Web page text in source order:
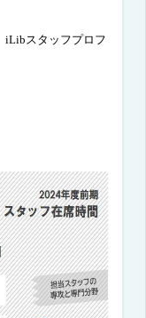
iLibスタッフプロフ